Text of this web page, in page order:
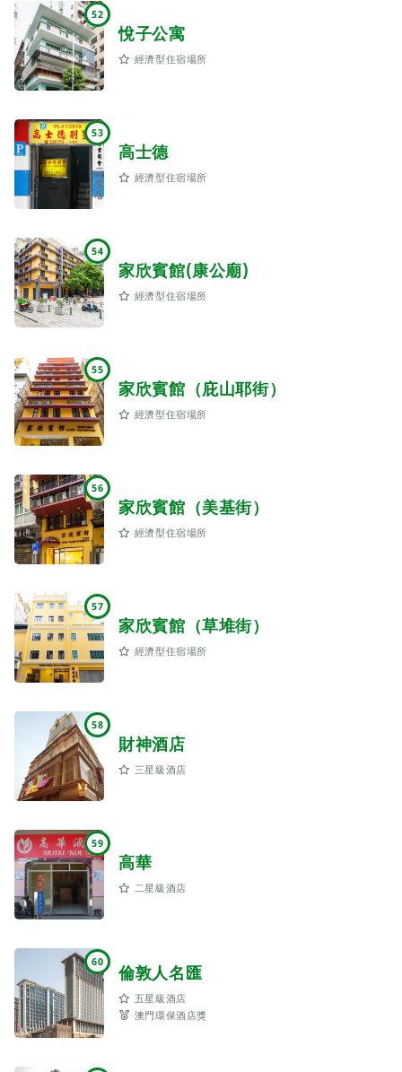
52
悅子公寓
經濟型住宿場所
53
高士德
經濟型住宿場所
54
家欣賓館(康公廟)
經濟型住宿場所
55
家欣賓館（庇山耶街）
經濟型住宿場所
56
家欣賓館（美基街）
經濟型住宿場所
57
家欣賓館（草堆街）
經濟型住宿場所
58
財神酒店
三星級酒店
59
高華
二星級酒店
60 倫敦人名匯
五星級酒店
澳門環保酒店獎